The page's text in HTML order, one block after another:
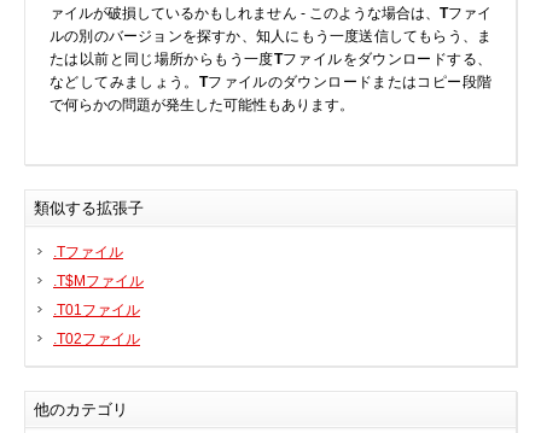
キーボード＆マウス
携帯電話
モデム
他のドライバやツール
プリンタ、スキャナ
ルーター、スイッチ、AP
サウンドカード
テレビ、HDTV、プロジェクター
チューナーテレビ、TVカード
ァイルが破損しているかもしれません - このような場合は、 Tファイ
ルの別のバージョンを探すか、知人にもう一度送信してもらう、ま
たは以前と同じ場所からもう一度Tファイルをダウンロードする、
などしてみましょう。 Tファイルのダウンロードまたはコピー段階
で何らかの問題が発生した可能性もあります。
類似する拡張子
.Tファイル
.T$Mファイル
.T01ファイル
.T02ファイル
他のカテゴリ